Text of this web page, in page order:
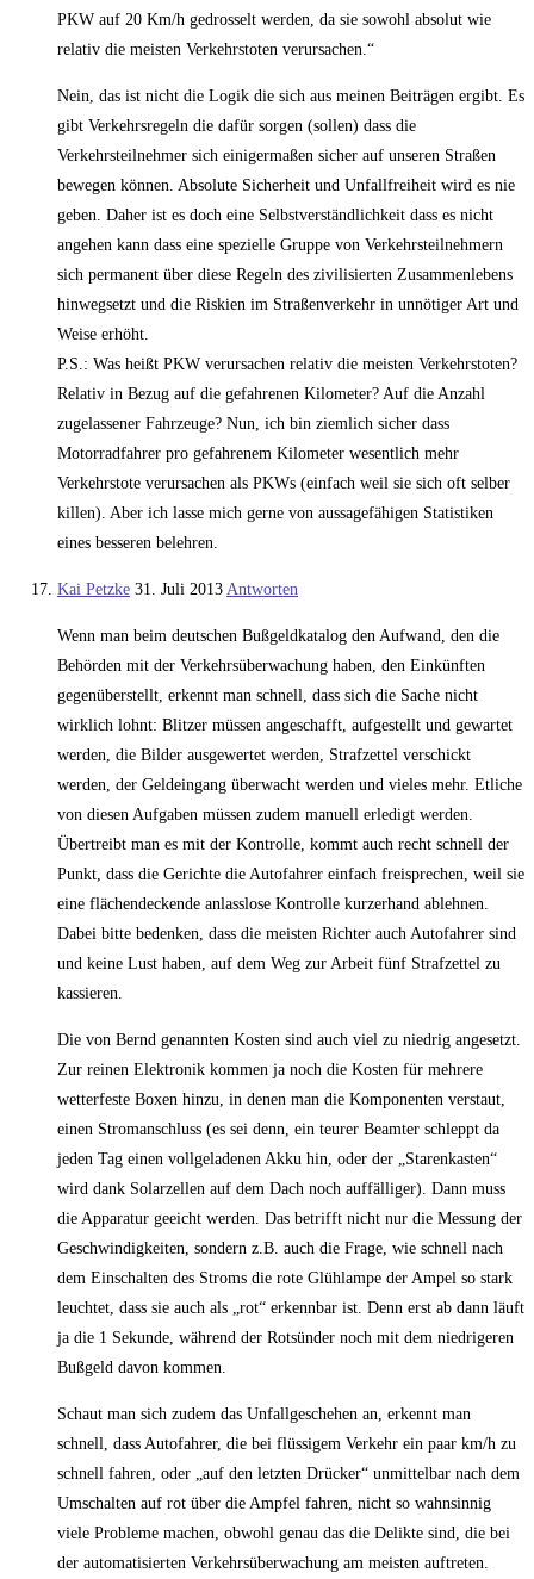
PKW auf 20 Km/h gedrosselt werden, da sie sowohl absolut wie
relativ die meisten Verkehrstoten verursachen.“
Nein, das ist nicht die Logik die sich aus meinen Beiträgen ergibt. Es
gibt Verkehrsregeln die dafür sorgen (sollen) dass die
Verkehrsteilnehmer sich einigermaßen sicher auf unseren Straßen
bewegen können. Absolute Sicherheit und Unfallfreiheit wird es nie
geben. Daher ist es doch eine Selbstverständlichkeit dass es nicht
angehen kann dass eine spezielle Gruppe von Verkehrsteilnehmern
sich permanent über diese Regeln des zivilisierten Zusammenlebens
hinwegsetzt und die Riskien im Straßenverkehr in unnötiger Art und
Weise erhöht.
P.S.: Was heißt PKW verursachen relativ die meisten Verkehrstoten?
Relativ in Bezug auf die gefahrenen Kilometer? Auf die Anzahl
zugelassener Fahrzeuge? Nun, ich bin ziemlich sicher dass
Motorradfahrer pro gefahrenem Kilometer wesentlich mehr
Verkehrstote verursachen als PKWs (einfach weil sie sich oft selber
killen). Aber ich lasse mich gerne von aussagefähigen Statistiken
eines besseren belehren.
Kai Petzke 31. Juli 2013 Antworten
Wenn man beim deutschen Bußgeldkatalog den Aufwand, den die
Behörden mit der Verkehrsüberwachung haben, den Einkünften
gegenüberstellt, erkennt man schnell, dass sich die Sache nicht
wirklich lohnt: Blitzer müssen angeschafft, aufgestellt und gewartet
werden, die Bilder ausgewertet werden, Strafzettel verschickt
werden, der Geldeingang überwacht werden und vieles mehr. Etliche
von diesen Aufgaben müssen zudem manuell erledigt werden.
Übertreibt man es mit der Kontrolle, kommt auch recht schnell der
Punkt, dass die Gerichte die Autofahrer einfach freisprechen, weil sie
eine flächendeckende anlasslose Kontrolle kurzerhand ablehnen.
Dabei bitte bedenken, dass die meisten Richter auch Autofahrer sind
und keine Lust haben, auf dem Weg zur Arbeit fünf Strafzettel zu
kassieren.
Die von Bernd genannten Kosten sind auch viel zu niedrig angesetzt.
Zur reinen Elektronik kommen ja noch die Kosten für mehrere
wetterfeste Boxen hinzu, in denen man die Komponenten verstaut,
einen Stromanschluss (es sei denn, ein teurer Beamter schleppt da
jeden Tag einen vollgeladenen Akku hin, oder der „Starenkasten“
wird dank Solarzellen auf dem Dach noch auffälliger). Dann muss
die Apparatur geeicht werden. Das betrifft nicht nur die Messung der
Geschwindigkeiten, sondern z.B. auch die Frage, wie schnell nach
dem Einschalten des Stroms die rote Glühlampe der Ampel so stark
leuchtet, dass sie auch als „rot“ erkennbar ist. Denn erst ab dann läuft
ja die 1 Sekunde, während der Rotsünder noch mit dem niedrigeren
Bußgeld davon kommen.
Schaut man sich zudem das Unfallgeschehen an, erkennt man
schnell, dass Autofahrer, die bei flüssigem Verkehr ein paar km/h zu
schnell fahren, oder „auf den letzten Drücker“ unmittelbar nach dem
Umschalten auf rot über die Ampfel fahren, nicht so wahnsinnig
viele Probleme machen, obwohl genau das die Delikte sind, die bei
der automatisierten Verkehrsüberwachung am meisten auftreten.